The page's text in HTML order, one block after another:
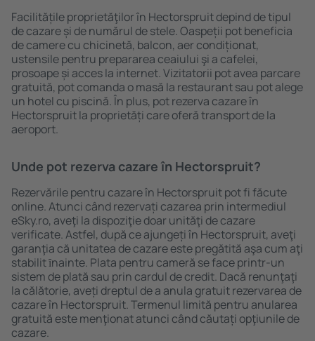
Facilitățile proprietăţilor în Hectorspruit depind de tipul
de cazare și de numărul de stele. Oaspeții pot beneficia
de camere cu chicinetă, balcon, aer condiționat,
ustensile pentru prepararea ceaiului şi a cafelei,
prosoape și acces la internet. Vizitatorii pot avea parcare
gratuită, pot comanda o masă la restaurant sau pot alege
un hotel cu piscină. În plus, pot rezerva cazare în
Hectorspruit la proprietăți care oferă transport de la
aeroport.
Unde pot rezerva cazare în Hectorspruit?
Rezervările pentru cazare în Hectorspruit pot fi făcute
online. Atunci când rezervați cazarea prin intermediul
eSky.ro, aveţi la dispoziţie doar unităţi de cazare
verificate. Astfel, după ce ajungeți în Hectorspruit, aveţi
garanţia că unitatea de cazare este pregătită aşa cum aţi
stabilit ȋnainte. Plata pentru cameră se face printr-un
sistem de plată sau prin cardul de credit. Dacă renunţaţi
la călătorie, aveți dreptul de a anula gratuit rezervarea de
cazare în Hectorspruit. Termenul limită pentru anularea
gratuită este menţionat atunci când căutați opţiunile de
cazare.